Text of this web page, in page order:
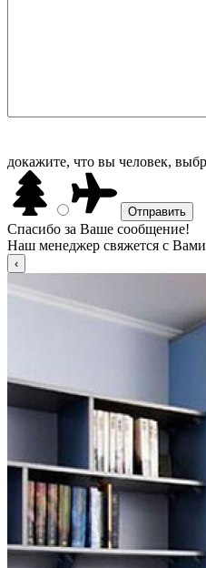
докажите, что вы человек,
Спасибо за Ваше сообщение!
Наш менеджер свяжется с